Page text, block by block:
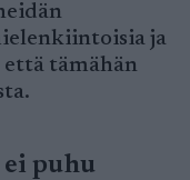
ja
tämähän
puhu